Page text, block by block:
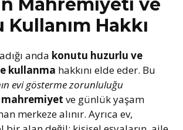
Mahremiyeti ve
Kullanım Hakkı
anda konutu huzurlu ve
kullanma hakkını elde eder. Bu
evi gösterme zorunluluğu
mahremiyet ve günlük yaşam
merkeze alınır. Ayrıca ev,